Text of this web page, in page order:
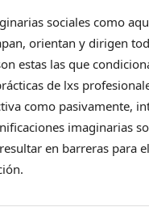
sociales como
orientan y dirigen
estas las que
de lxs
como pasivamente,
imaginarias
en barreras para